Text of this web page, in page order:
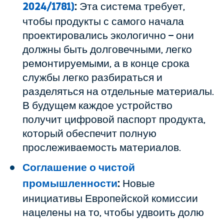
2024/1781): Эта система требует,
чтобы продукты с самого начала
проектировались экологично – они
должны быть долговечными, легко
ремонтируемыми, а в конце срока
службы легко разбираться и
разделяться на отдельные материалы.
В будущем каждое устройство
получит цифровой паспорт продукта,
который обеспечит полную
прослеживаемость материалов.
Соглашение о чистой
промышленности: Новые
инициативы Европейской комиссии
нацелены на то, чтобы удвоить долю